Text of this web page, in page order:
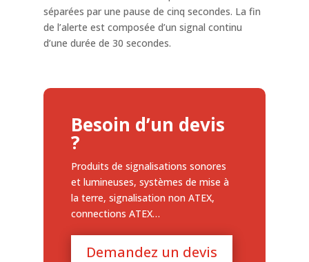
séparées par une pause de cinq secondes. La fin
de l’alerte est composée d’un signal continu
d’une durée de 30 secondes.
Besoin d’un devis
?
Produits de signalisations sonores
et lumineuses, systèmes de mise à
la terre, signalisation non ATEX,
connections ATEX…
Demandez un devis